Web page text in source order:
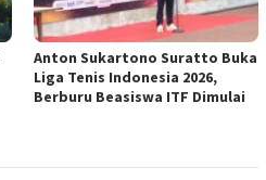
Anton Sukartono Suratto Buka
Liga Tenis Indonesia 2026,
Berburu Beasiswa ITF Dimulai